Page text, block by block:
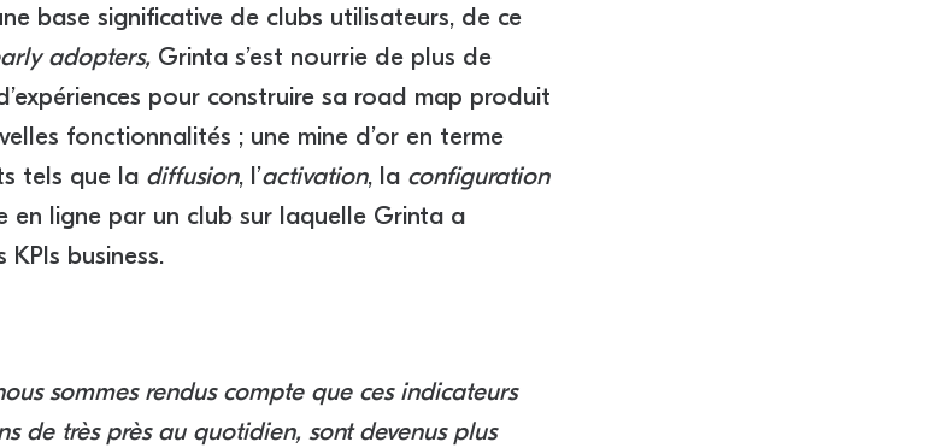
base significative de clubs utilisateurs, de ce
adopters, Grinta s’est nourrie de plus de
pour construire sa road map produit
fonctionnalités ; une mine d’or en terme
tels que la diffusion, l’activation, la configuration
en ligne par un club sur laquelle Grinta a
business.
sommes rendus compte que ces indicateurs
de très près au quotidien, sont devenus plus